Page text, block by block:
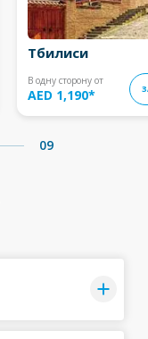
Тбилиси
В одну сторону от
AED 1,190*
09